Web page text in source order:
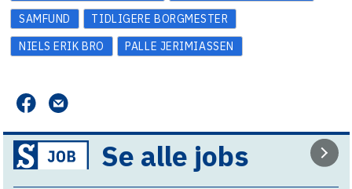
SAMFUND
TIDLIGERE BORGMESTER
NIELS ERIK BRO
PALLE JERIMIASSEN
Se alle jobs